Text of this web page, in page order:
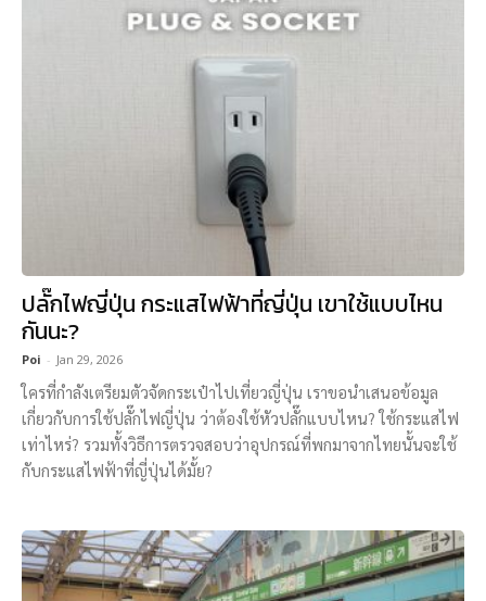
ปลั๊กไฟญี่ปุ่น กระแสไฟฟ้าที่ญี่ปุ่น เขาใช้แบบไหน
กันนะ?
Poi - Jan 29, 2026
ใครที่กำลังเตรียมตัวจัดกระเป๋าไปเที่ยวญี่ปุ่น เราขอนำเสนอข้อมูล
เกี่ยวกับการใช้ปลั๊กไฟญี่ปุ่น ว่าต้องใช้หัวปลั๊กแบบไหน? ใช้กระแสไฟ
เท่าไหร่? รวมทั้งวิธีการตรวจสอบว่าอุปกรณ์ที่พกมาจากไทยนั้นจะใช้
กับกระแสไฟฟ้าที่ญี่ปุ่นได้มั้ย?